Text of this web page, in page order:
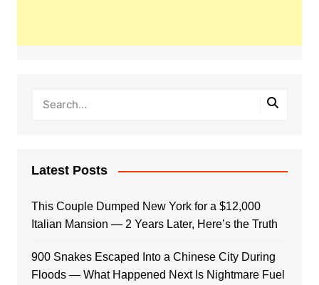
Latest Posts
This Couple Dumped New York for a $12,000
Italian Mansion — 2 Years Later, Here’s the Truth
900 Snakes Escaped Into a Chinese City During
Floods — What Happened Next Is Nightmare Fuel